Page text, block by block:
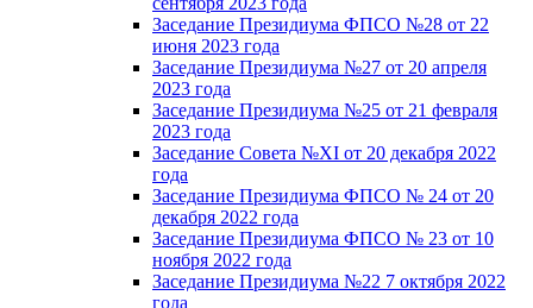
Заседание Президиума ФПСО №28 от 22
июня 2023 года
Заседание Президиума №27 от 20 апреля
2023 года
Заседание Президиума №25 от 21 февраля
2023 года
Заседание Совета №XI от 20 декабря 2022
года
Заседание Президиума ФПСО № 24 от 20
декабря 2022 года
Заседание Президиума ФПСО № 23 от 10
ноября 2022 года
Заседание Президиума №22 7 октября 2022
года